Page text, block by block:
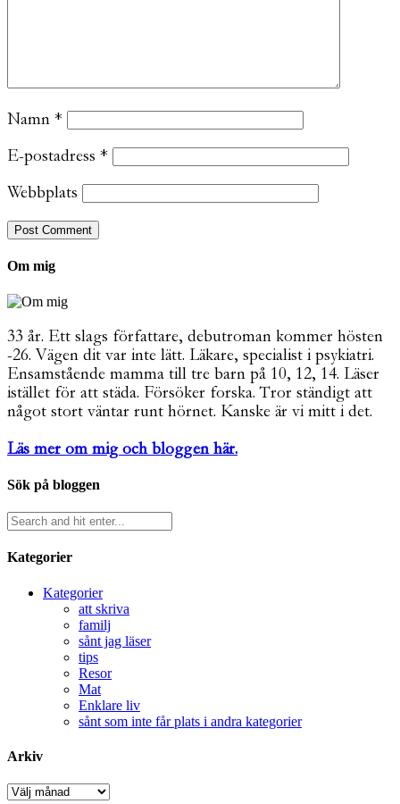
Namn *
E-postadress *
Webbplats
Om mig
33 år. Ett slags författare, debutroman kommer hösten
-26. Vägen dit var inte lätt. Läkare, specialist i psykiatri.
Ensamstående mamma till tre barn på 10, 12, 14. Läser
istället för att städa. Försöker forska. Tror ständigt att
något stort väntar runt hörnet. Kanske är vi mitt i det.
Läs mer om mig och bloggen här.
Sök på bloggen
Kategorier
Kategorier
att skriva
familj
sånt jag läser
tips
Resor
Mat
Enklare liv
sånt som inte får plats i andra kategorier
Arkiv
Arkiv